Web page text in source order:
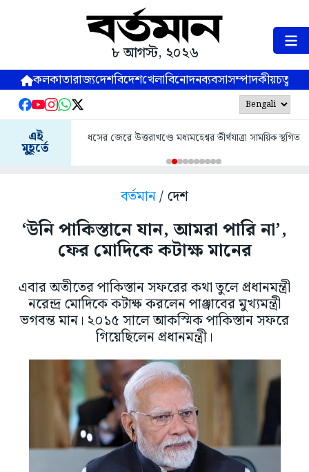
৮ আগস্ট, ২০২৬
কলকাতারাজ্যদেশবিদেশখেলাবিনোদনব্যবসাসম্পাদকীয়
এই
মুহূর্তে
ধসের জেরে উত্তরাখণ্ডে মধ্যমহেশ্বর তীর্থযাত্রা সাময়িক স্থগিত
বর্তমান/ দেশ
‘উনি পাকিস্তানে যান, আমরা পারি না’,
ফের মোদিকে কটাক্ষ মানের
এবার অতীতের পাকিস্তান সফরের কথা তুলে প্রধানমন্ত্রী
নরেন্দ্র মোদিকে কটাক্ষ করলেন পাঞ্জাবের মুখ্যমন্ত্রী
ভগবন্ত মান। ২০১৫ সালে আকস্মিক পাকিস্তান সফরে
গিয়েছিলেন প্রধানমন্ত্রী।